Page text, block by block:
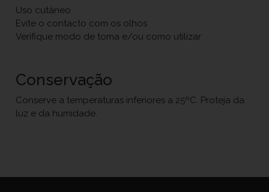
Uso cutâneo
Evite o contacto com os olhos
Verifique modo de toma e/ou como utilizar
Conservação
Conserve a temperaturas inferiores a 25ºC. Proteja da
luz e da humidade.